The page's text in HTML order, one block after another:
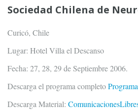
Sociedad Chilena de
Curicó, Chile
Lugar: Hotel Villa el Descanso
Fecha: 27, 28, 29 de Septiembre 2006.
Descarga el programa completo
Descarga Material: